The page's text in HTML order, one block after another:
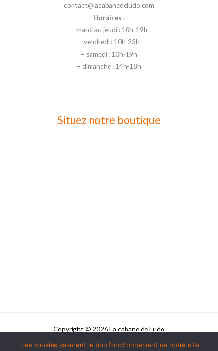
contact@lacabanedeludo.com
Horaires :
– mardi au jeudi : 10h-19h
– vendredi : 10h-23h
– samedi : 10h-19h
– dimanche : 14h-18h
Situez notre boutique
Copyright © 2026 La cabane de Ludo
Powered by La cabane de Ludo
Les cookies assurent le bon fonctionnement de notre site